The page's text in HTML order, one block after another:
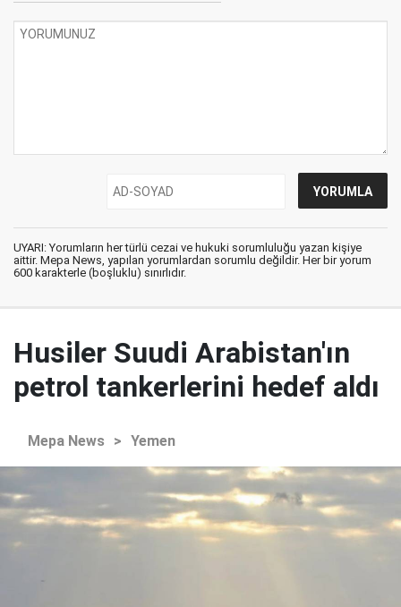
UYARI: Yorumların her türlü cezai ve hukuki sorumluluğu yazan kişiye
aittir. Mepa News, yapılan yorumlardan sorumlu değildir. Her bir yorum
600 karakterle (boşluklu) sınırlıdır.
Husiler Suudi Arabistan'ın
petrol tankerlerini hedef aldı
Mepa News > Yemen